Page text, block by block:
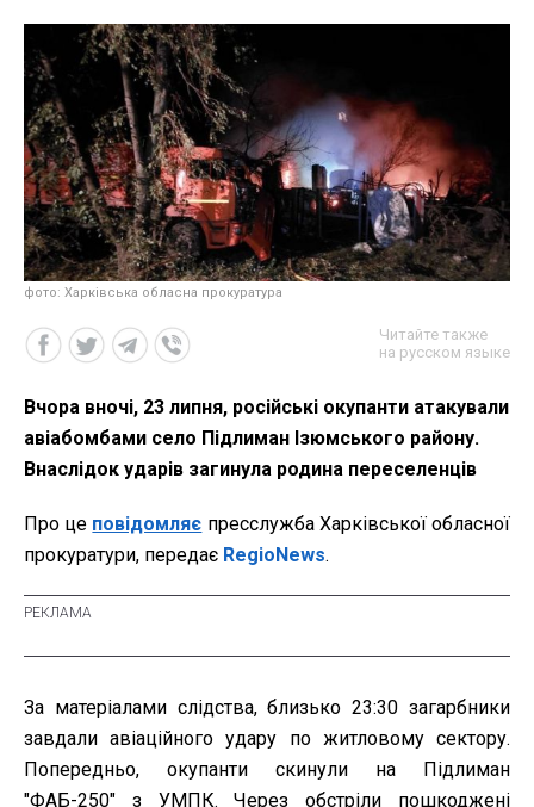
фото: Харківська обласна прокуратура
Читайте также
на русском языке
Вчора вночі, 23 липня, російські окупанти атакували
авіабомбами село Підлиман Ізюмського району.
Внаслідок ударів загинула родина переселенців
Про це повідомляє пресслужба Харківської обласної
прокуратури, передає RegioNews.
За матеріалами слідства, близько 23:30 загарбники
завдали авіаційного удару по житловому сектору.
Попередньо, окупанти скинули на Підлиман
"ФАБ-250" з УМПК. Через обстріли пошкоджені